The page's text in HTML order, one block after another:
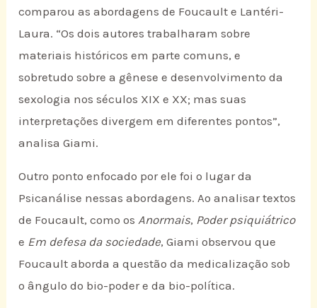
comparou as abordagens de Foucault e Lantéri-
Laura. “Os dois autores trabalharam sobre
materiais históricos em parte comuns, e
sobretudo sobre a gênese e desenvolvimento da
sexologia nos séculos XIX e XX; mas suas
interpretações divergem em diferentes pontos”,
analisa Giami.
Outro ponto enfocado por ele foi o lugar da
Psicanálise nessas abordagens. Ao analisar textos
de Foucault, como osAnormais, Poder psiquiátrico
e Em defesa da sociedade, Giami observou que
Foucault aborda a questão da medicalização sob
o ângulo do bio-poder e da bio-política.